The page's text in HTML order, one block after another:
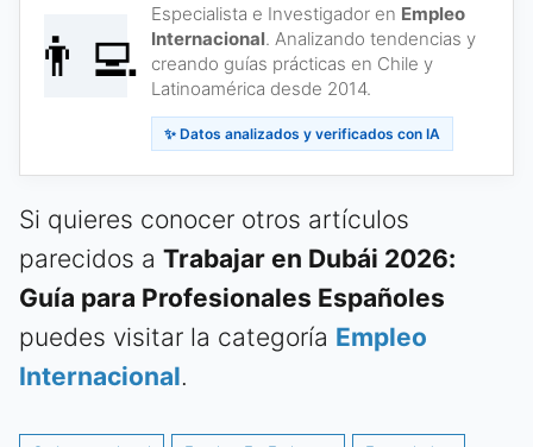
👨‍💻
Especialista e Investigador en Empleo
Internacional. Analizando tendencias y
creando guías prácticas en Chile y
Latinoamérica desde 2014.
✨ Datos analizados y verificados con IA
Si quieres conocer otros artículos
parecidos a Trabajar en Dubái 2026:
Guía para Profesionales Españoles
puedes visitar la categoría Empleo
Internacional.